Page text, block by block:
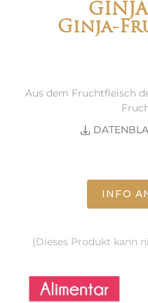
GINJA
Ginja-
Aus dem Fruchtfleisch
INFO
(Dieses Produkt kann